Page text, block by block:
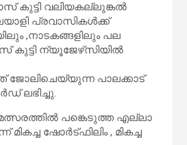
കുട്ടി വലിയകല്ലുങ്കൽ
പ്രവാസികൾക്ക്
,നാടകങ്ങളിലും പല
കുട്ടി ന്യൂജേഴ്‌സിയിൽ
ജോലിചെയ്യുന്ന പാലക്കാട്
ലഭിച്ചു.
പങ്കെടുത്ത എല്ലാ
ഷോർട്ഫിലിം , മികച്ച